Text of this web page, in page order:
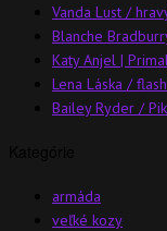
Vanda Lust /
Blanche
Katy Anjel |
Lena Láska /
Bailey Ryder /
armáda
veľké kozy